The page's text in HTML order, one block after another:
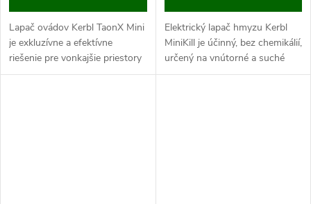
Lapač ovádov Kerbl TaonX Mini
je exkluzívne a efektívne
riešenie pre vonkajšie priestory
s rozlohou až 100 m2.
Elektrický lapač hmyzu Kerbl
MiniKill je účinný, bez chemikálií,
určený na vnútorné a suché
priestory, pokrytie plochy až 20